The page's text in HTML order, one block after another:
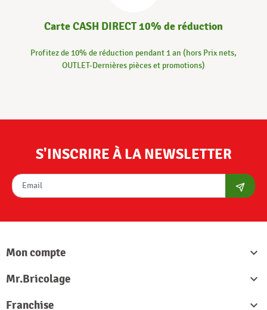
Carte CASH DIRECT 10% de réduction
Profitez de 10% de réduction pendant 1 an (hors Prix nets,
OUTLET-Dernières pièces et promotions)
S'INSCRIRE À LA NEWSLETTER
Mon compte

Mr.Bricolage

Franchise
